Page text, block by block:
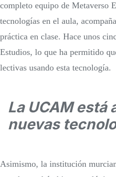
completo equipo de Metaverso
tecnologías en el aula,
práctica en clase. Hace unos
Estudios, lo que ha permitido
lectivas usando esta tecnología.
La UCAM está
nuevas
Asimismo, la institución